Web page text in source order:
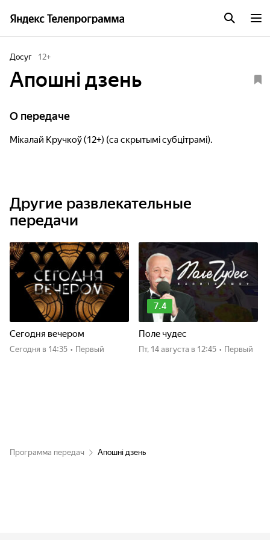
Досуг 12+
Апошні дзень
О передаче
Мікалай Кручкоў (12+) (са скрытымі субцітрамі).
Другие развлекательные
передачи
Сегодня вечером
Сегодня в 14:35 • Первый
7.4
Поле чудес
пт, 14 августа в 12:45 • Первый
Программа передач Апошні дзень